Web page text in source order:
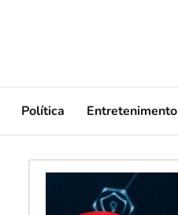
Política Entretenimento